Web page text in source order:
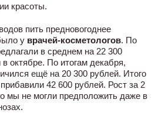
красоты.
пить предновогоднее
у врачей-косметологов. По
в среднем на 22 300
октябре. По итогам декабря,
ещё на 20 300 рублей. Итого
42 600 рублей. Рост за 2
мы не могли предположить даже в